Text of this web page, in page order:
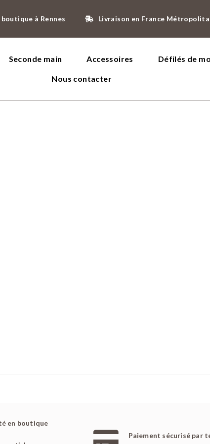
à Rennes Livraison en France
Seconde main Accessoires Défilés de
Nous contacter
en boutique
Paiement sécurisé par